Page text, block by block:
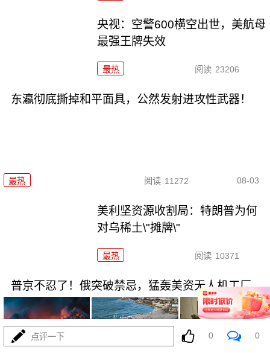
央视：空警600横空出世，美航母
最强王牌失效
最热 阅读 23206
东瀛彻底撕掉和平面具，公然发射进攻性武器！
最热 阅读 11272 08-03
美利坚资源收割局：特朗普为何
对乌稀土\"摊牌\"
最热 阅读 10371
普京不忍了！俄突破禁忌，猛轰美资无人机工厂
点评一下 0 0